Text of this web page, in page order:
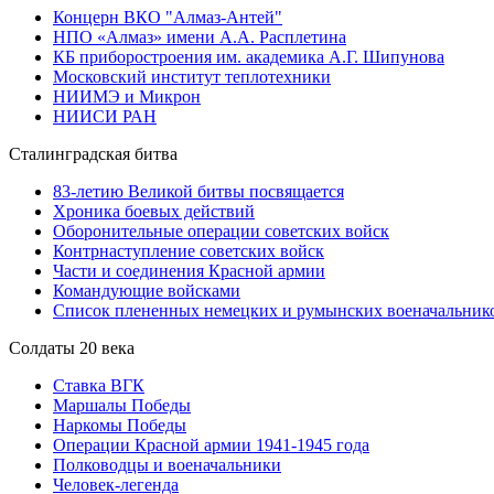
Концерн ВКО "Алмаз-Антей"
НПО «Алмаз» имени А.А. Расплетина
КБ приборостроения им. академика А.Г. Шипунова
Московский институт теплотехники
НИИМЭ и Микрон
НИИСИ РАН
Сталинградская битва
83-летию Великой битвы посвящается
Хроника боевых действий
Оборонительные операции советских войск
Контрнаступление советских войск
Части и соединения Красной армии
Командующие войсками
Список плененных немецких и румынских
Солдаты 20 века
Ставка ВГК
Маршалы Победы
Наркомы Победы
Операции Красной армии 1941-1945 года
Полководцы и военачальники
Человек-легенда